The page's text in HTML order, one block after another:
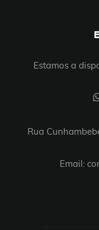
Estamos a
Rua
Email: